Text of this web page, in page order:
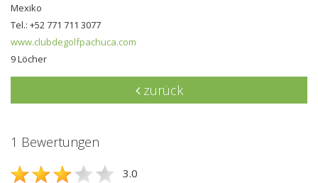
Mexiko
Tel.: +52 771 711 3077
www.clubdegolfpachuca.com
9 Löcher
zurück
1 Bewertungen
3.0